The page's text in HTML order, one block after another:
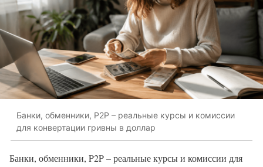
Банки, обменники, P2P – реальные курсы и комиссии
для конвертации гривны в доллар
Банки, обменники, P2P – реальные курсы и комиссии для